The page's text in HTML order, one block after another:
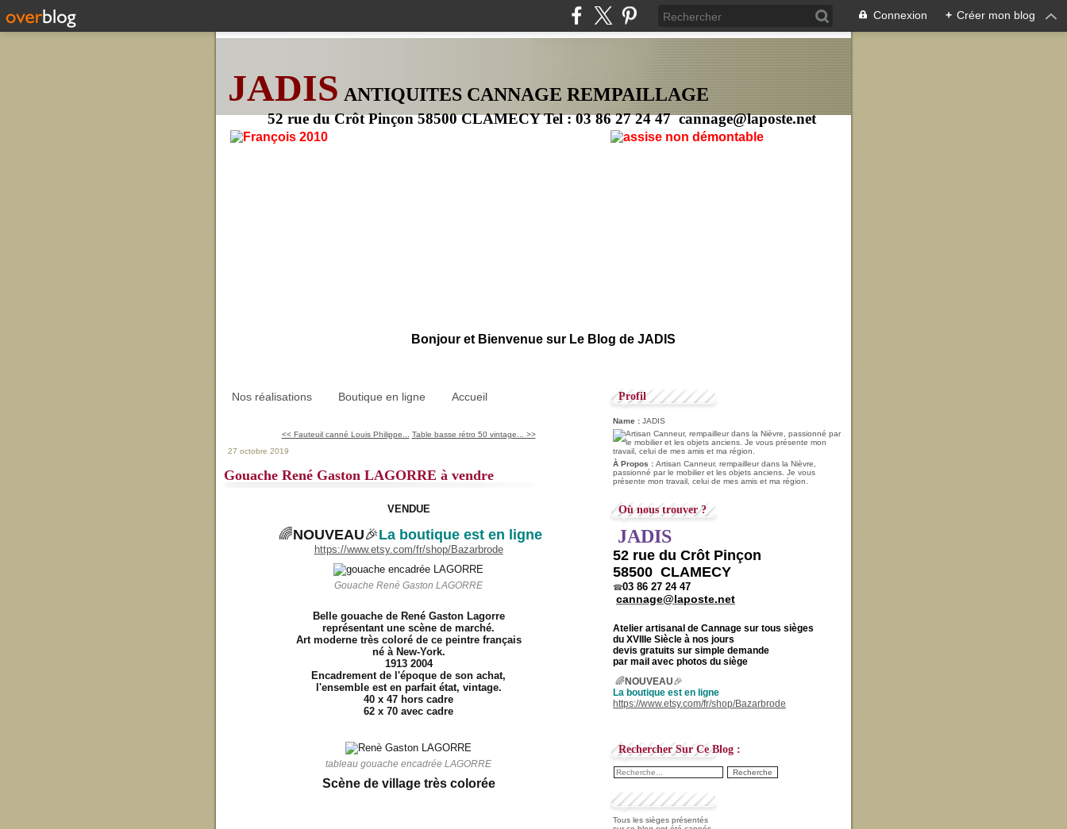
Connexion + Créer mon blog
JADIS ANTIQUITES CANNAGE REMPAILLAGE
52 rue du Crôt Pinçon 58500 CLAMECY Tel : 03 86 27 24 47 cannage@laposte.net
Bonjour et Bienvenue sur Le Blog de JADIS
Nos réalisations Boutique en ligne Accueil
<< Fauteuil canné Louis Philippe...
Table basse rétro 50 vintage... >>
27 octobre 2019
Gouache René Gaston LAGORRE à vendre
VENDUE
🌈NOUVEAU🎉La boutique est en ligne
https://www.etsy.com/fr/shop/Bazarbrode
Gouache René Gaston LAGORRE
Belle gouache de René Gaston Lagorre
représentant une scène de marché.
Art moderne très coloré de ce peintre français
né à New-York.
1913 2004
Encadrement de l'époque de son achat,
l'ensemble est en parfait état, vintage.
40 x 47 hors cadre
62 x 70 avec cadre
tableau gouache encadrée LAGORRE
Scène de village très colorée
Profil
Name : JADIS
À Propos : Artisan Canneur, rempailleur dans la Nièvre,
passionné par le mobilier et les objets anciens. Je vous
présente mon travail, celui de mes amis et ma région.
Où nous trouver ?
JADIS
52 rue du Crôt Pinçon
58500 CLAMECY
☎03 86 27 24 47
cannage@laposte.net
Atelier artisanal de Cannage sur tous sièges
du XVIIIe Siècle à nos jours
devis gratuits sur simple demande
par mail avec photos du siège
🌈NOUVEAU🎉
La boutique est en ligne
https://www.etsy.com/fr/shop/Bazarbrode
Rechercher Sur Ce Blog :
Tous les sièges présentés